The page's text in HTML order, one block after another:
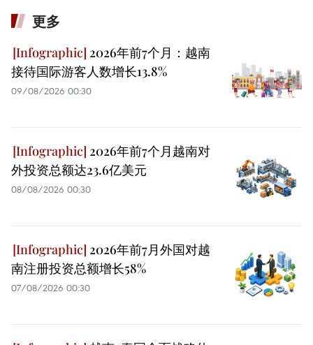
更多
2026年前7个月：越南
接待国际游客人数增长13.8%
09/08/2026 00:30
2026年前7个月越南对
外投资总额达23.6亿美元
08/08/2026 00:30
2026年前7月外国对越
南注册投资总额增长58%
07/08/2026 00:30